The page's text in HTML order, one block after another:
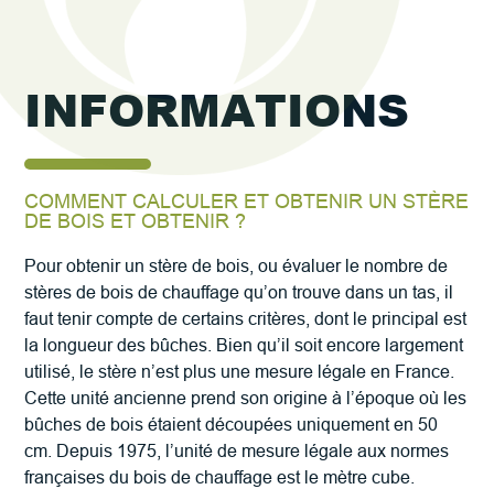
INFORMATIONS
COMMENT CALCULER ET OBTENIR UN STÈRE
DE BOIS ET OBTENIR ?
Pour obtenir un stère de bois, ou évaluer le nombre de
stères de bois de chauffage qu’on trouve dans un tas, il
faut tenir compte de certains critères, dont le principal est
la longueur des bûches. Bien qu’il soit encore largement
utilisé, le stère n’est plus une mesure légale en France.
Cette unité ancienne prend son origine à l’époque où les
bûches de bois étaient découpées uniquement en 50
cm. Depuis 1975, l’unité de mesure légale aux normes
françaises du bois de chauffage est le mètre cube.